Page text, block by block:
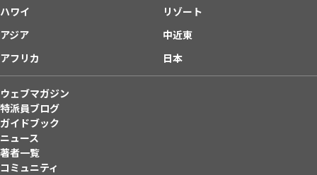
ハワイ
リゾート
アジア
中近東
アフリカ
日本
ウェブマガジン
特派員ブログ
ガイドブック
ニュース
著者一覧
コミュニティ